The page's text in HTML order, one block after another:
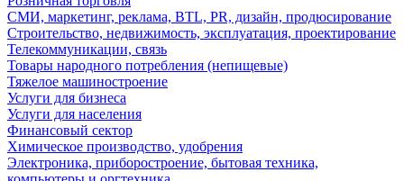
СМИ, маркетинг, реклама, BTL, PR, дизайн, продюсирование
Строительство, недвижимость, эксплуатация, проектирование
Телекоммуникации, связь
Товары народного потребления (непищевые)
Тяжелое машиностроение
Услуги для бизнеса
Услуги для населения
Финансовый сектор
Химическое производство, удобрения
Электроника, приборостроение, бытовая техника,